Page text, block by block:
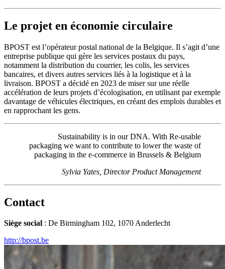
Le projet en économie circulaire
BPOST est l’opérateur postal national de la Belgique. Il s’agit d’une
entreprise publique qui gère les services postaux du pays,
notamment la distribution du courrier, les colis, les services
bancaires, et divers autres services liés à la logistique et à la
livraison. BPOST a décidé en 2023 de miser sur une réelle
accélération de leurs projets d’écologisation, en utilisant par exemple
davantage de véhicules électriques, en créant des emplois durables et
en rapprochant les gens.
Sustainability is in our DNA. With Re-usable
packaging we want to contribute to lower the waste of
packaging in the e-commerce in Brussels & Belgium
Sylvia Yates, Director Product Management
Contact
Siège social : De Birmingham 102, 1070 Anderlecht
http://bpost.be